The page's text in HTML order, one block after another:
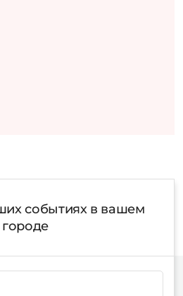
событиях в вашем
городе